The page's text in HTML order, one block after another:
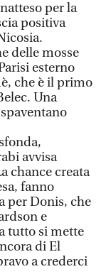
per la
positiva
delle mosse
esterno
che è il primo
Una
avvisa
chance creata
fanno
per Donis, che
e
tutto si mette
di El
a crederci